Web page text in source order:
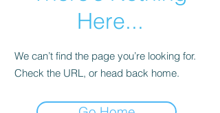
Here...
We can’t find the page you’re looking for.
Check the URL, or head back home.